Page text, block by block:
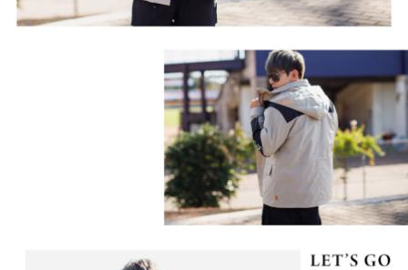
請求用戶進行身份認證。
５．嚴禁一人註冊多個帳號或使用他人資訊註冊。若發現惡意使用之情形，
恩沛科技股份有限公司將有權停止該用戶之使用額度並採取法律行動。